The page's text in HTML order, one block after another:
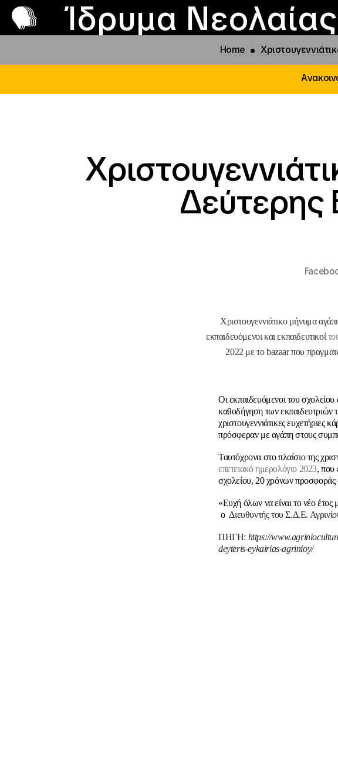
Ίδρυμα
Home
Δεύτερης
Χριστουγεννιάτικο μήνυμα
εκπαιδευόμενοι και εκπαιδευτικοί
2022 με το bazaar που
Οι εκπαιδευόμενοι του
καθοδήγηση των εκπαιδευτριών
χριστουγεννιάτικες ευχετήριες
πρόσφεραν με αγάπη στους
Ταυτόχρονα στο πλαίσιο της
επετειακό ημερολόγιο 2023, που
σχολείου, 20 χρόνων προσφοράς
«Eυχή όλων να είναι το νέο έτος
ο Διευθυντής του Σ.Δ.Ε.
ΠΗΓΗ: https://
deyteris-eykairias-agrinioy/